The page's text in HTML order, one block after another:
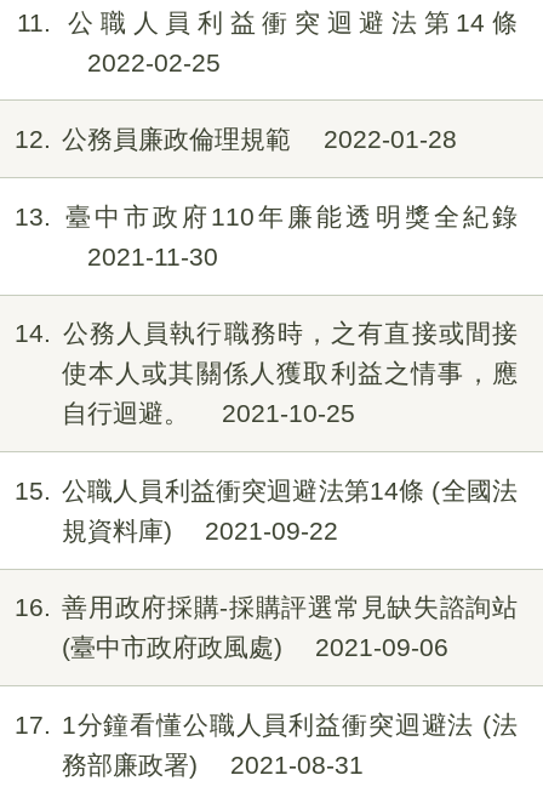
11
公職人員利益衝突迴避法第14條
2022-02-25
12 公務員廉政倫理規範 2022-01-28
13
臺中市政府110年廉能透明獎全紀錄
2021-11-30
14
公務人員執行職務時，之有直接或間接
使本人或其關係人獲取利益之情事，應
自行迴避。
2021-10-25
15
公職人員利益衝突迴避法第14條 (全國法
規資料庫)
2021-09-22
16
善用政府採購-採購評選常見缺失諮詢站
(臺中市政府政風處)
2021-09-06
17
1分鐘看懂公職人員利益衝突迴避法 (法
務部廉政署)
2021-08-31